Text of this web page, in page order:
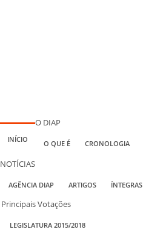
INÍCIO
O DIAP
O QUE É CRONOLOGIA
NOTÍCIAS
AGÊNCIA DIAP ARTIGOS ÍNTEGRAS
Principais Votações
LEGISLATURA 2015/2018